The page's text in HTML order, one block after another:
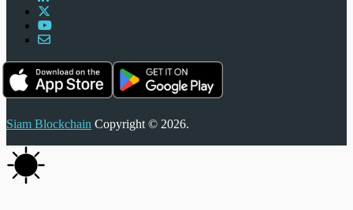
Siam Blockchain Copyright © 2026.